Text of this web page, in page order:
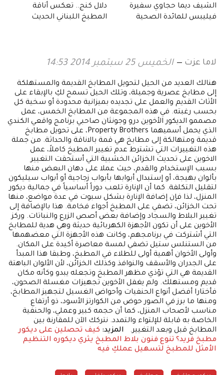
الشيف ديما حجاوي سفيرة
فيليبس للمائدة الصحية
دلال كنج.. تعكس أناقة
المطبخ اللبناني الحديث
لاما عزت الخميس 25 سبتمبر 2014 14:53
هنالك العديد من الحيل لتحويل المطابخ القديمة والمستهلكة
إلى مطابخ عصرية وجميلة، وتلك الحيل تسمح لكِ بالإبقاء على
الأثاث القديم والعمل على تجديده بميزانية محدودة أو سخية كل
بحسب رغبته. في هذه المجموعة من المطابخ الخمس، عمل
مصممو الديكور الأخوين درو وجونثان صاحبي برنامج واقعي الكندي
الذي يحمل أسميهما Property Brothers، على تحويل مطابخ
قديمة ومتهالكة إلى مطابخ هي قمة بالاناقة والحداثة. من جملة
هذه التغييرات التي تشترط عدم تغيير المطبخ كاملاً، عمل
الاخوين على تحديث الخزائن الخشبية التي أستحقت التغيير
بسبب الإستخدام والقدم، حيث عملا على دهان البعض منها
بألوان بهيجة، أو إستبدال أبوابها بأبواب زجاجية أو أبواب سيليكون
لتقليل التكلفة. كما أن الإنارة تلعب دوراً أساسياً في جمالية ديكور
المنزل، لذا فإن إضافة الإنارة بشكل سبوت في عدة مواضع، منها
تحت الخزائن، تضفي على المطبخ أجواء فخامة. هذا بالإضافة إلى
تغيير البلاط والسجاد وإضافة بعض أصص الزرع والنباتات. وركز
الأخوين على أن تكون الأجهزة الكهربائية حديثة وهي هدية للمطابخ
التي أشتركت في برنامجهم، وكانت هذه الأجهزة التي معضهمها
من الستنلس ستيل تضفي لمسة معاصرة أكيدة على المكان.
وأولى الأخوان أهمية أولى للطلاء في المطبخ، وطبقا هذا المبدأ
على الجدران والأسقف والنوافذ وكذلك الخزائن، لأن الألوان الباهتة
القديمة هي التي تؤذي مظهر المطبخ وتجعله يبدو وكأنه مكان
قديم ومستهلك. ولم يغفل الأخوين تجهيزات مغسلة الصحون،
فأختارا أفضل أنواع الحنفيات وأحواض الغسيل لتجهيز المطابخ،
ومنها ما برز في الصور حوض من الكوارتز الأسود، ذو أرتفاع
مناسب لأصحاب المنزل، كما أن حجمه كبير وعملي، والحنفية
الخاصة به قابلة للإلتواء والتمدد. نتركك الآن للمقارنة بين
المطابخ قبل وبعد التغيير.
المزيد: كيف تحصلين على ديكور
مطبخ فريد؟ تنوع فنون بلاط المطبخ يثري ديكوره التنظيم
الأمثل للمطبخ لتسهيل عملكِ فيه